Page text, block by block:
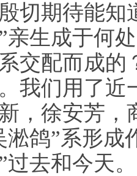
切期待能知
亲生成于何
交配而成的
我们用了近
，徐安芳，
淞鸽”系形成
去和今天。